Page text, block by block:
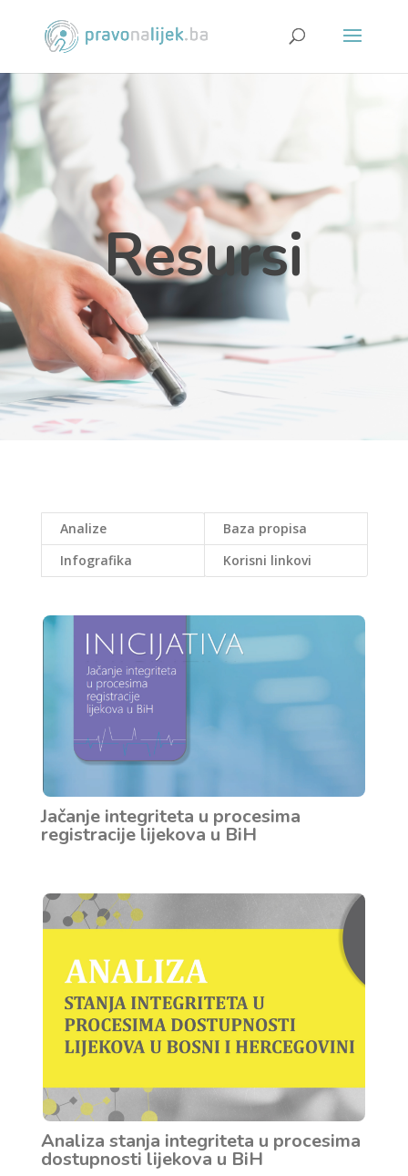
Resursi
Analize
Baza propisa
Infografika
Korisni linkovi
Jačanje integriteta u procesima
registracije lijekova u BiH
Analiza stanja integriteta u procesima
dostupnosti lijekova u BiH